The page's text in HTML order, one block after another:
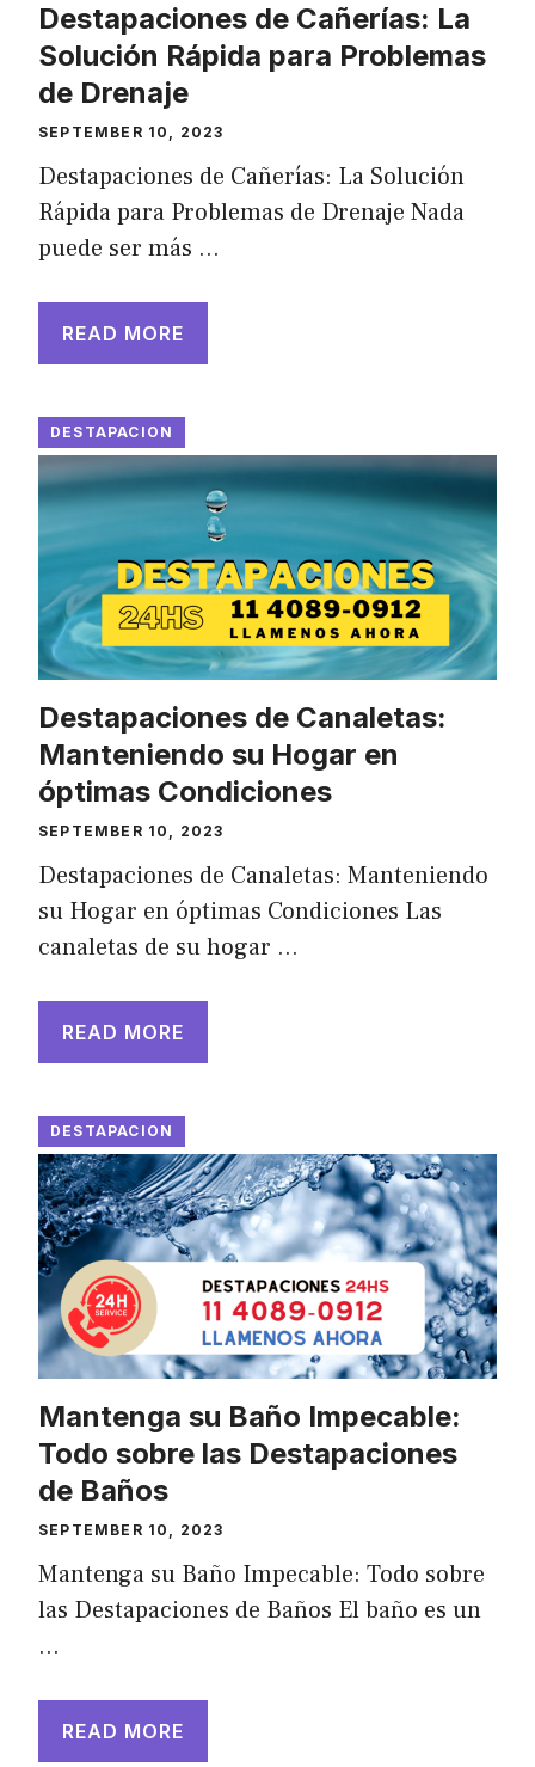
Destapaciones de Cañerías: La
Solución Rápida para Problemas
de Drenaje
SEPTEMBER 10, 2023
Destapaciones de Cañerías: La Solución
Rápida para Problemas de Drenaje Nada
puede ser más …
READ MORE
DESTAPACION
Destapaciones de Canaletas:
Manteniendo su Hogar en
óptimas Condiciones
SEPTEMBER 10, 2023
Destapaciones de Canaletas: Manteniendo
su Hogar en óptimas Condiciones Las
canaletas de su hogar …
READ MORE
DESTAPACION
Mantenga su Baño Impecable:
Todo sobre las Destapaciones
de Baños
SEPTEMBER 10, 2023
Mantenga su Baño Impecable: Todo sobre
las Destapaciones de Baños El baño es un
…
READ MORE